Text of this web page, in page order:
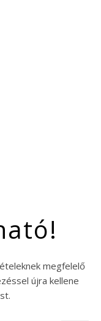
megfelelő
újra kellene